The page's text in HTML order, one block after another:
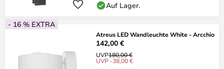
Auf Lager.
- 16 % EXTRA
Atreus LED Wandleuchte White - Arcchio
142,00 €
UVP180,00 €
UVP -38,00 €